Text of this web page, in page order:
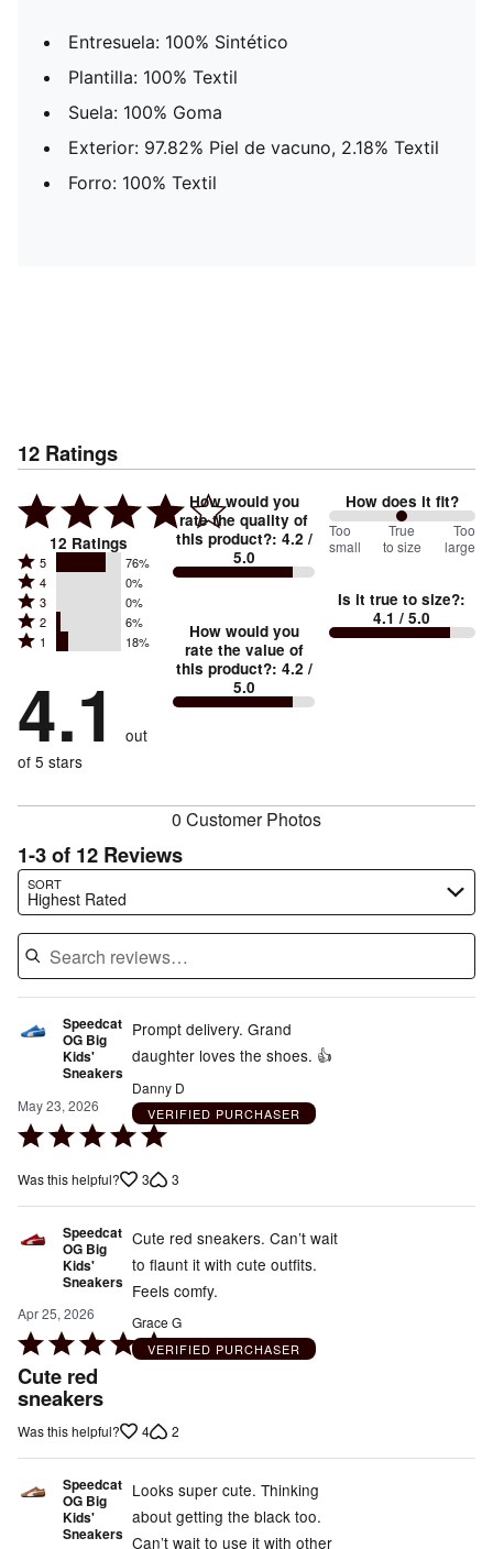
Entresuela: 100% Sintético
Plantilla: 100% Textil
Suela: 100% Goma
Exterior: 97.82% Piel de vacuno, 2.18% Textil
Forro: 100% Textil
12 Ratings
12 Ratings
Rated
5
stars
by
reviewers
5 76%
Rated
4
stars
by
of
reviewers
4 0%
Rated
3
stars
0%
of
reviewers
3 0%
Rated
2
by
6%
reviewers
2 6%
Rated
stars
by
18%
of
1 18%
4.1
out
of 5 stars
How would you
rate the quality of
this product?: 4.2 /
5.0
How would you
rate the value of
this product?: 4.2 /
5.0
How does it fit?
100
between
small
and
Too
small
True
to size
Too
large
Is it true to size?:
4.1 / 5.0
0 Customer Photos
1-3 of 12 Reviews
SORT
Highest Rated
Search reviews…
Speedcat
OG Big
Kids'
Sneakers
May 23, 2026
Rated
out
of
5
Prompt delivery. Grand
daughter loves the shoes. 👍
Danny D
VERIFIED PURCHASER
Was this helpful? 3 3
Speedcat
OG Big
Kids'
Sneakers
Apr 25, 2026
Rated
5
out
of
Cute red
sneakers
Cute red sneakers. Can’t wait
to flaunt it with cute outfits.
Feels comfy.
Grace G
VERIFIED PURCHASER
Was this helpful? 4 2
Speedcat
OG Big
Kids'
Sneakers
Looks super cute. Thinking
about getting the black too.
Can’t wait to use it with other